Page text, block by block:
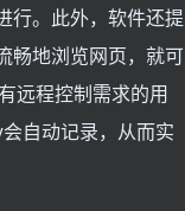
行。此外，软件还提
畅地浏览网页，就可
远程控制需求的用
自动记录，从而实